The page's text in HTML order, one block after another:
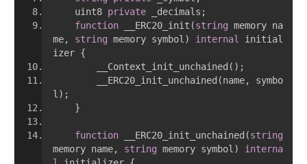
    uint8
private _decimals ;
function __ERC20_init (string memory na
me, string memory symbol ) internal
initial
izer {
        __Context_init_unchained
();
        __ERC20_init_unchained
(name,
symbo
l );
}
function __ERC20_init_unchained (string
memory name, string memory symbol )
interna